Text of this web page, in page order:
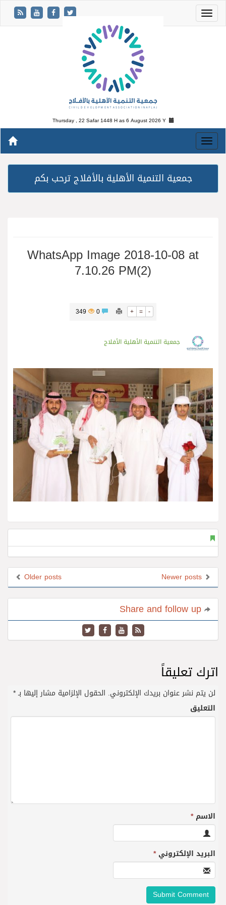
Thursday , 22 Safar 1448 H as6 August 2026 Y
جمعية التنمية الأهلية بالأفلاج ترحب بكم
WhatsApp Image 2018-10-08 at
7.10.26 PM(2)
+ = -
349
جمعية التنمية الأهلية الأفلاج
Older posts
اترك تعليقاً
لن يتم نشر عنوان بريدك الإلكتروني. الحقول الإلزامية مشار إليها بـ*
التعليق
الاسم*
البريد الإلكتروني*